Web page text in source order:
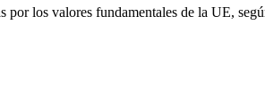
por los valores fundamentales de la UE,